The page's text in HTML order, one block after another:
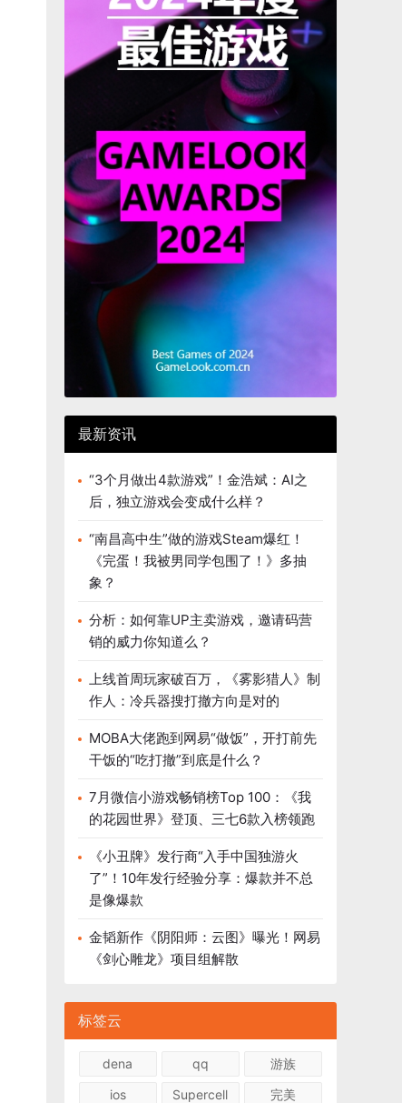
最新资讯
“3个月做出4款游戏”！金浩斌：AI之
后，独立游戏会变成什么样？
“南昌高中生”做的游戏Steam爆红！
《完蛋！我被男同学包围了！》多抽
象？
分析：如何靠UP主卖游戏，邀请码营
销的威力你知道么？
上线首周玩家破百万，《雾影猎人》制
作人：冷兵器搜打撤方向是对的
MOBA大佬跑到网易“做饭”，开打前先
干饭的“吃打撤”到底是什么？
7月微信小游戏畅销榜Top 100：《我
的花园世界》登顶、三七6款入榜领跑
《小丑牌》发行商“入手中国独游火
了”！10年发行经验分享：爆款并不总
是像爆款
金韬新作《阴阳师：云图》曝光！网易
《剑心雕龙》项目组解散
标签云
dena qq
游族
ios
Supercell
完美